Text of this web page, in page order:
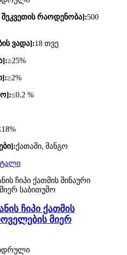
რაოდენობა]:500
ვადა]:18 თვე
≥25%
≥2%
≤0.2 %
ქათამი, მანგო
ჩიპი ქათმის
მიერ